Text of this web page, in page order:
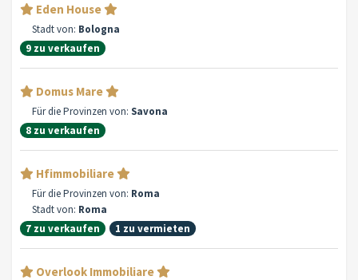
Eden House
Stadt von: Bologna
9 zu verkaufen
Domus Mare
Für die Provinzen von: Savona
8 zu verkaufen
Hfimmobiliare
Für die Provinzen von: Roma
Stadt von: Roma
7 zu verkaufen
1 zu vermieten
Overlook Immobiliare